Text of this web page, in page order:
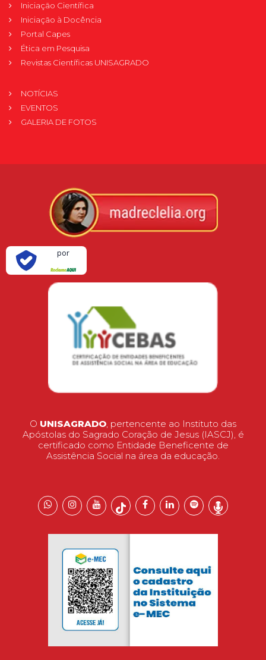
Iniciação Científica
Iniciação à Docência
Portal Capes
Ética em Pesquisa
Revistas Científicas UNISAGRADO
NOTÍCIAS
EVENTOS
GALERIA DE FOTOS
por
O UNISAGRADO, pertencente ao Instituto das
Apóstolas do Sagrado Coração de Jesus (IASCJ), é
certificado como Entidade Beneficente de
Assistência Social na área da educação.